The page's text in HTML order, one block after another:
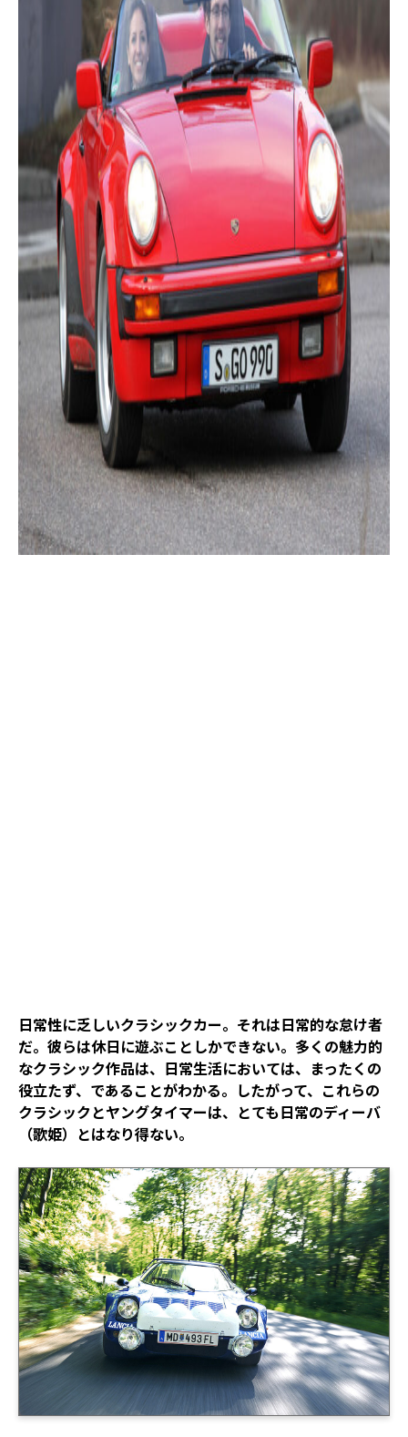
日常性に乏しいクラシックカー。それは日常的な怠け者
だ。彼らは休日に遊ぶことしかできない。多くの魅力的
なクラシック作品は、日常生活においては、まったくの
役立たず、であることがわかる。したがって、これらの
クラシックとヤングタイマーは、とても日常のディーバ
（歌姫）とはなり得ない。